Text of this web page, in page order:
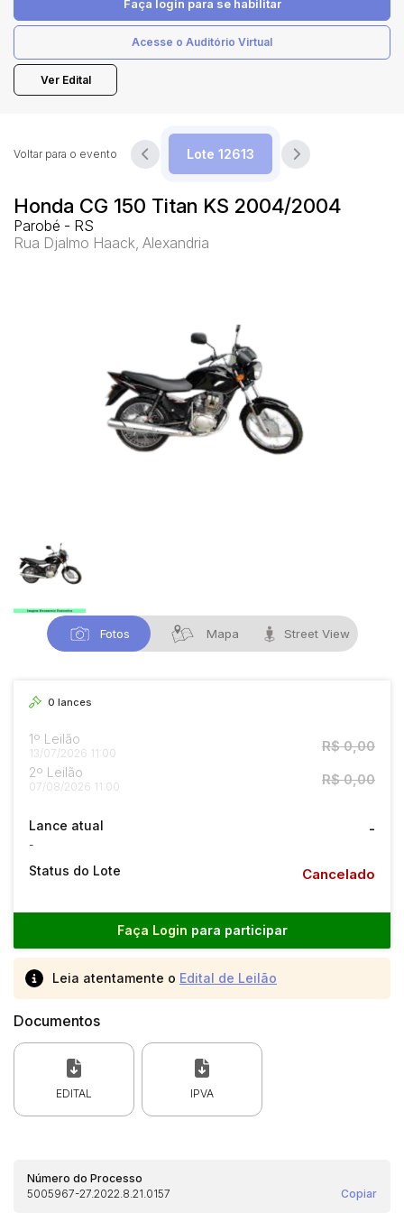
Faça login para se habilitar
Acesse o Auditório Virtual
Ver Edital
Honda CG 150 Titan KS 2004/2004
Parobé - RS
Rua Djalmo Haack, Alexandria
Voltar para o evento
Fotos Mapa Street View
0 lances
1º Leilão
13/07/2026 11:00 R$ 0,00
2º Leilão
07/08/2026 11:00 R$ 0,00
Lance atual
-
-
Status do Lote Cancelado
Faça Login para participar
Leia atentamente o Edital de Leilão
Documentos
EDITAL IPVA
Número do Processo
5005967-27.2022.8.21.0157
Copiar